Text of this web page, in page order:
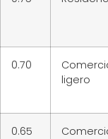
0.70
ligero
0.65